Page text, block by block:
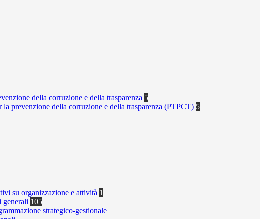
della corruzione e della trasparenza 5
la prevenzione della corruzione e della trasparenza (PTPCT) 5
su organizzazione e attività 1
105
strategico-gestionale